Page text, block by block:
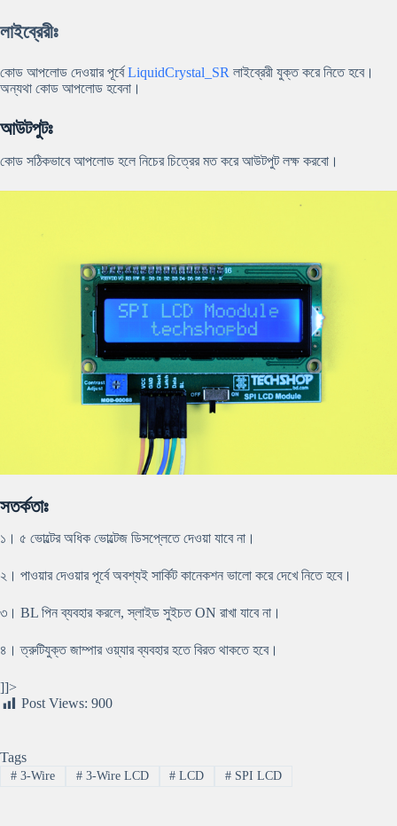
লাইব্রেরীঃ
কোড আপলোড দেওয়ার পূর্বেLiquidCrystal_SR লাইব্রেরী যুক্ত করে নিতে হবে।
অন্যথা কোড আপলোড হবেনা।
আউটপুটঃ
কোড সঠিকভাবে আপলোড হলে নিচের চিত্রের মত করে আউটপুট লক্ষ করবো।
সতর্কতাঃ
১। ৫ ভোল্টের অধিক ভোল্টেজ ডিসপ্লেতে দেওয়া যাবে না।
২। পাওয়ার দেওয়ার পূর্বে অবশ্যই সার্কিট কানেকশন ভালো করে দেখে নিতে হবে।
৩। BL পিন ব্যবহার করলে, স্লাইড সুইচত ON রাখা যাবে না।
৪। ত্রুটিযুক্ত জাম্পার ওয়্যার ব্যবহার হতে বিরত থাকতে হবে।
]]>
Post Views: 900
Tags
#3-Wire #3-Wire LCD # LCD # SPI LCD